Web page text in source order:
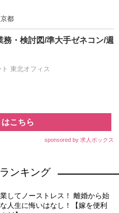
都
・検討図/準大手ゼネコン/週
東北オフィス
こちら
sponsored by 求人ボックス
ンキング
してノーストレス！ 離婚から始
人生に悔いはなし！【嫁を便利